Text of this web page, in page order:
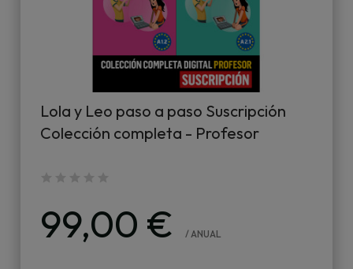
Lola y Leo paso a paso Suscripción
Colección completa - Profesor
99,00 € / ANUAL